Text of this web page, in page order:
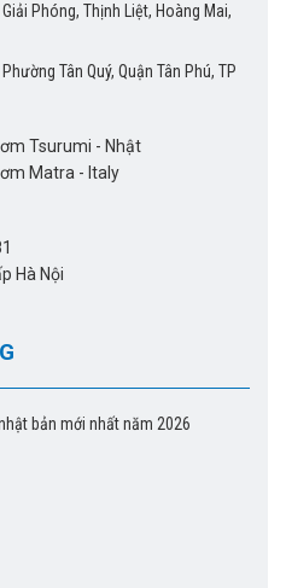
Phóng, Thịnh Liệt, Hoàng Mai,
Tân Quý, Quận Tân Phú, TP
Tsurumi - Nhật
Matra - Italy
Hà Nội
bản mới nhất năm 2026